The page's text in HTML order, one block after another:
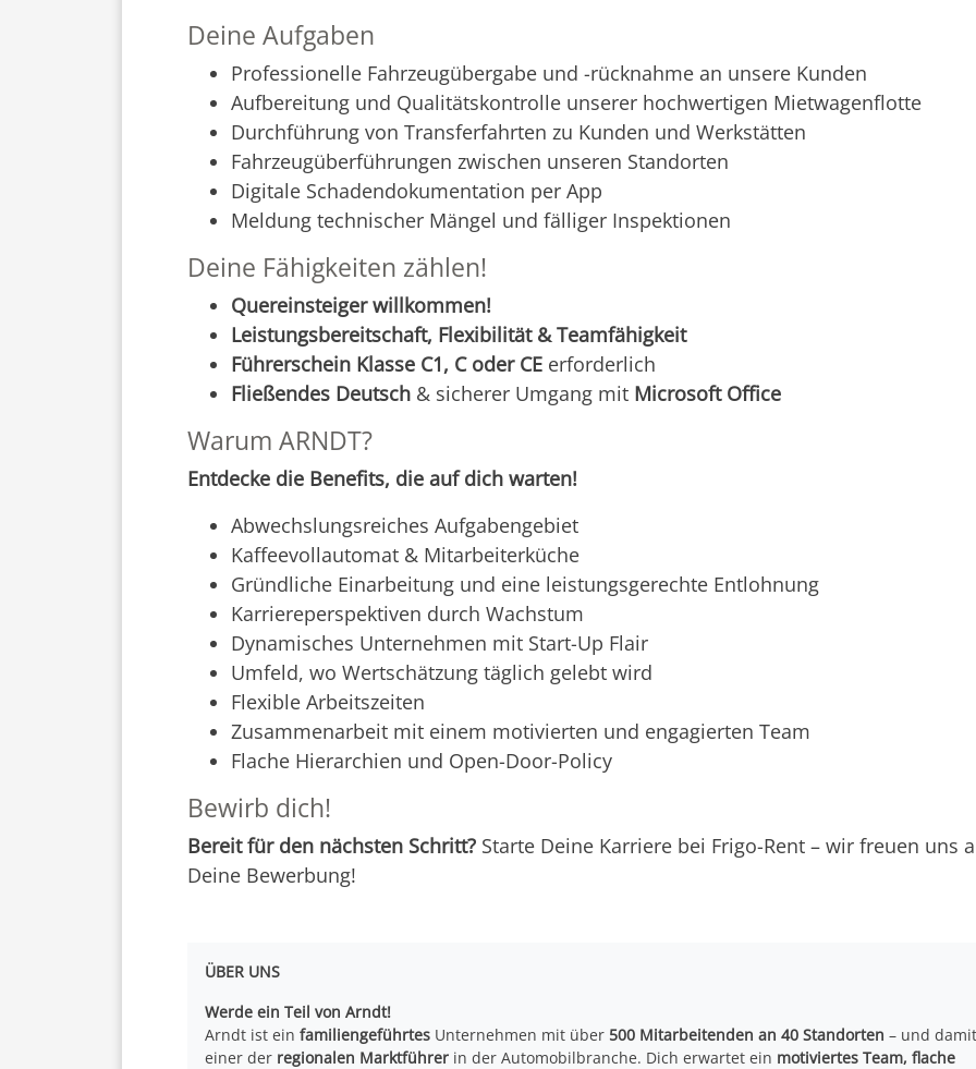
Deine Aufgaben
Professionelle Fahrzeugübergabe und -rücknahme an unsere Kunden
Aufbereitung und Qualitätskontrolle unserer hochwertigen Mietwagenflotte
Durchführung von Transferfahrten zu Kunden und Werkstätten
Fahrzeugüberführungen zwischen unseren Standorten
Digitale Schadendokumentation per App
Meldung technischer Mängel und fälliger Inspektionen
Deine Fähigkeiten zählen!
Quereinsteiger willkommen!
Leistungsbereitschaft, Flexibilität & Teamfähigkeit
Führerschein Klasse C1, C oder CE erforderlich
Fließendes Deutsch & sicherer Umgang mit Microsoft Office
Warum ARNDT?
Entdecke die Benefits, die auf dich warten!
Abwechslungsreiches Aufgabengebiet
Kaffeevollautomat & Mitarbeiterküche
Gründliche Einarbeitung und eine leistungsgerechte Entlohnung
Karriereperspektiven durch Wachstum
Dynamisches Unternehmen mit Start-Up Flair
Umfeld, wo Wertschätzung täglich gelebt wird
Flexible Arbeitszeiten
Zusammenarbeit mit einem motivierten und engagierten Team
Flache Hierarchien und Open-Door-Policy
Bewirb dich!
Bereit für den nächsten Schritt? Starte Deine Karriere bei Frigo-Rent – wir freuen uns
Deine Bewerbung!
ÜBER UNS
Werde ein Teil von Arndt!
Arndt ist ein familiengeführtes Unternehmen mit über 500 Mitarbeitenden an 40 Standorten – und damit
einer der regionalen Marktführer in der Automobilbranche. Dich erwartet ein motiviertes Team, flache